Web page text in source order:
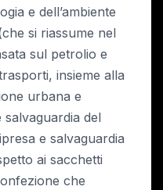
e dell’ambiente
si riassume nel
sul petrolio e
insieme alla
urbana e
del
e salvaguardia
ai sacchetti
che